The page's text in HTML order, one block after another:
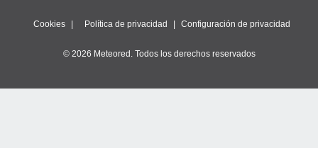
Cookies Política de privacidad Configuración de privacidad
© 2026 Meteored. Todos los derechos reservados